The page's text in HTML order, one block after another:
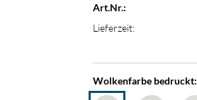
Art.Nr.:
Lieferzeit:
Wolkenfarbe bedruckt: